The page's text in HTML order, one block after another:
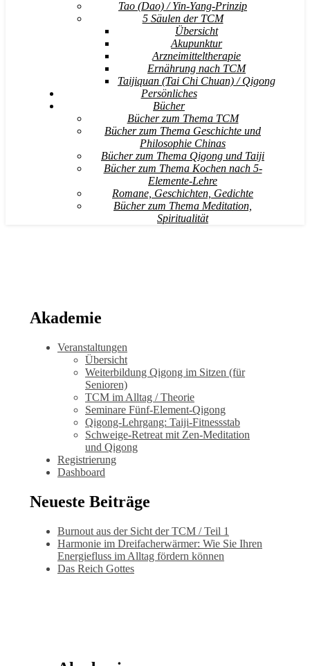
Tao (Dao) / Yin-Yang-Prinzip
5 Säulen der TCM
Übersicht
Akupunktur
Arzneimitteltherapie
Ernährung nach TCM
Taijiquan (Tai Chi Chuan) / Qigong
Persönliches
Bücher
Bücher zum Thema TCM
Bücher zum Thema Geschichte und
Philosophie Chinas
Bücher zum Thema Qigong und Taiji
Bücher zum Thema Kochen nach 5-
Elemente-Lehre
Romane, Geschichten, Gedichte
Bücher zum Thema Meditation,
Spiritualität
Akademie
Veranstaltungen
Übersicht
Weiterbildung Qigong im Sitzen (für
Senioren)
TCM im Alltag / Theorie
Seminare Fünf-Element-Qigong
Qigong-Lehrgang: Taiji-Fitnessstab
Schweige-Retreat mit Zen-Meditation
und Qigong
Registrierung
Dashboard
Neueste Beiträge
Burnout aus der Sicht der TCM / Teil 1
Harmonie im Dreifacherwärmer: Wie Sie Ihren
Energiefluss im Alltag fördern können
Das Reich Gottes